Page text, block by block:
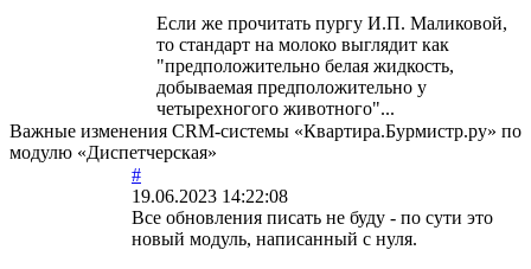
Если же прочитать пургу И.П. Маликовой,
то стандарт на молоко выглядит как
"предположительно белая жидкость,
добываемая предположительно у
четырехногого животного"...
Важные изменения CRM-системы «Квартира.Бурмистр.ру» по
модулю «Диспетчерская»
#
19.06.2023 14:22:08
Все обновления писать не буду - по сути это
новый модуль, написанный с нуля.